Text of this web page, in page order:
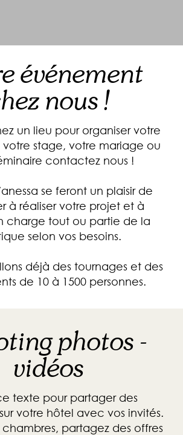
événement
nous !
un lieu pour organiser votre
stage, votre mariage ou
contactez nous !
se feront un plaisir de
à réaliser votre projet et à
charge tout ou partie de la
selon vos besoins.
déjà des tournages et des
de 10 à 1500 personnes.
photos -
vidéos
texte pour partager des
votre hôtel avec vos invités.
chambres, partagez des offres